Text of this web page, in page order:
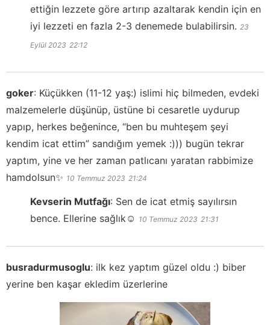
ettiğin lezzete göre artırıp azaltarak kendin için en
iyi lezzeti en fazla 2-3 denemede bulabilirsin. 23
Eylül 2023 22:12
goker: Küçükken (11-12 yaş:) islimi hiç bilmeden, evdeki
malzemelerle düşünüp, üstüne bi cesaretle uydurup
yapıp, herkes beğenince, “ben bu muhteşem şeyi
kendim icat ettim” sandığım yemek :))) bugün tekrar
yaptım, yine ve her zaman patlıcanı yaratan rabbimize
hamdolsun✨ 10 Temmuz 2023 21:24
Kevserin Mutfağı: Sen de icat etmiş sayılırsın
bence. Ellerine sağlık☺️ 10 Temmuz 2023 21:31
busradurmusoglu: ilk kez yaptım güzel oldu :) biber
yerine ben kaşar ekledim üzerlerine